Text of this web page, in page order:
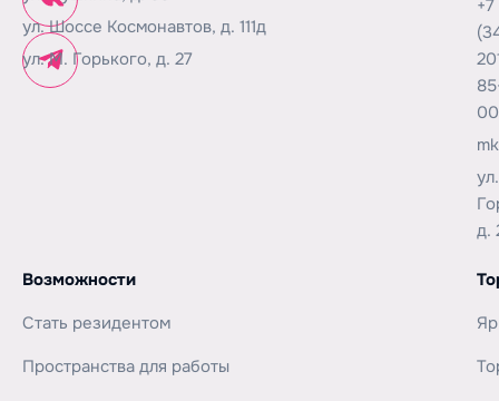
ул. Шоссе Космонавтов, д. 111д
ул. М. Горького, д. 27
+7
00
д.
Возможности
Стать резидентом
Пространства для работы